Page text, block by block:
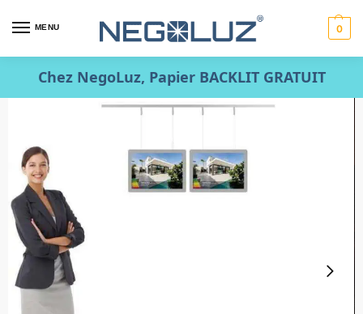
MENU 0
Chez NegoLuz, Papier BACKLIT GRATUIT